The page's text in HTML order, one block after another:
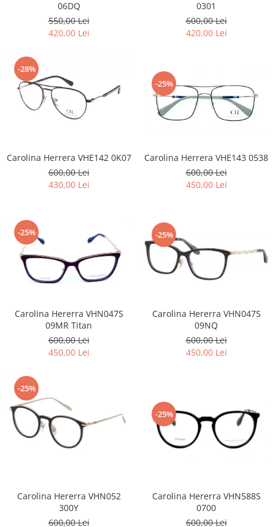
06DQ
550,00 Lei
420,00 Lei
0301
600,00 Lei
420,00 Lei
-28%
Carolina Herrera VHE142 0K07
600,00 Lei
430,00 Lei
-25%
Carolina Herrera VHE143 0538
600,00 Lei
450,00 Lei
-25%
Carolina Hererra VHN047S
09MR Titan
600,00 Lei
450,00 Lei
-25%
Carolina Hererra VHN047S
09NQ
600,00 Lei
450,00 Lei
-25%
Carolina Hererra VHN052
300Y
600,00 Lei
-25%
Carolina Hererra VHN588S
0700
600,00 Lei